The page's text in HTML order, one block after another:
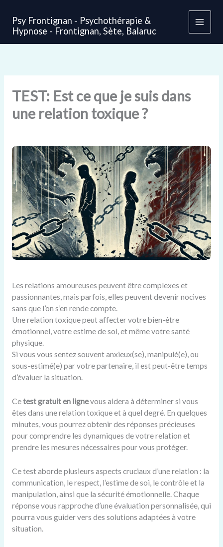
contenu
Psy Frontignan - Psychothérapie &
Hypnose - Frontignan, Sète, Balaruc
Main
TEST: Est ce que je suis dans
une relation toxique ?
Les relations amoureuses peuvent être complexes et
passionnantes, mais parfois, elles peuvent devenir nocives
sans que l’on s’en rende compte.
Une relation toxique peut affecter votre bien-être
émotionnel, votre estime de soi, et même votre santé
physique.
Si vous vous sentez souvent anxieux(se), manipulé(e), ou
sous-estimé(e) par votre partenaire, il est peut-être temps
d’évaluer la situation.
Cetest gratuit en lignevous aidera à déterminer si vous
êtes dans une relation toxique et à quel degré. En quelques
minutes, vous pourrez obtenir des réponses précieuses
pour comprendre les dynamiques de votre relation et
prendre les mesures nécessaires pour vous protéger.
Ce test aborde plusieurs aspects cruciaux d’une relation : la
communication, le respect, l’estime de soi, le contrôle et la
manipulation, ainsi que la sécurité émotionnelle. Chaque
réponse vous rapproche d’une évaluation personnalisée, qui
pourra vous guider vers des solutions adaptées à votre
situation.